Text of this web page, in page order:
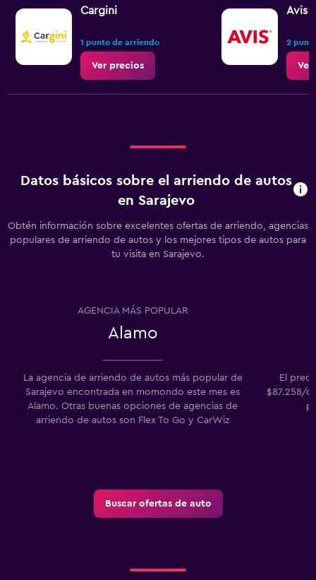
Cargini
1 punto de arriendo
Ver precios
Avis
2
Ver
Datos básicos sobre el arriendo de autos
en Sarajevo
Obtén información sobre excelentes ofertas de arriendo, agencias
populares de arriendo de autos y los mejores tipos de autos para
tu visita en Sarajevo.
AGENCIA MÁS POPULAR
Alamo
La agencia de arriendo de autos más popular de
Sarajevo encontrada en momondo este mes es
Alamo. Otras buenas opciones de agencias de
arriendo de autos son Flex To Go y CarWiz
El
$87.258/
Buscar ofertas de auto